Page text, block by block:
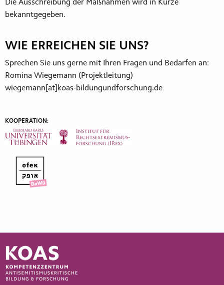
Die Ausschreibung der Maßnahmen wird in Kürze
bekanntgegeben.
WIE ERREICHEN SIE UNS?
Sprechen Sie uns gerne mit Ihren Fragen und Bedarfen an:
Romina Wiegemann (Projektleitung)
wiegemann[at]koas-bildungundforschung.de
KOOPERATION: